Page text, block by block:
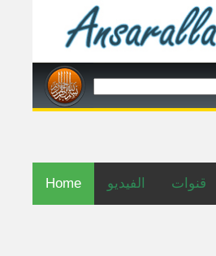
Home الفيديو قنوات